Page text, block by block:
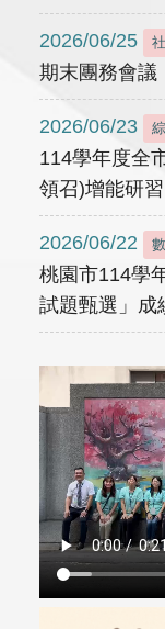
2026/06/25
期末團務會議
2026/06/23
114學年度全
領召)增能研習
2026/06/22
桃園市114學
試題甄選」成